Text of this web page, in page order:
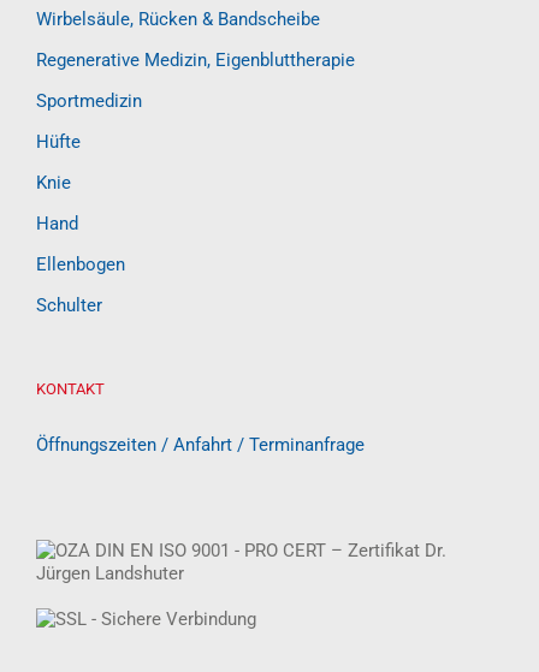
Wirbelsäule, Rücken & Bandscheibe
Regenerative Medizin, Eigenbluttherapie
Sportmedizin
Hüfte
Knie
Hand
Ellenbogen
Schulter
KONTAKT
Öffnungszeiten / Anfahrt / Terminanfrage